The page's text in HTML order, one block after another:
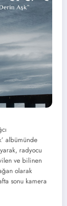
albümünde
radyocu
ve bilinen
olarak
sonu kamera